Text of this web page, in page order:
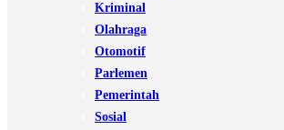
Kriminal
Olahraga
Otomotif
Parlemen
Pemerintah
Sosial